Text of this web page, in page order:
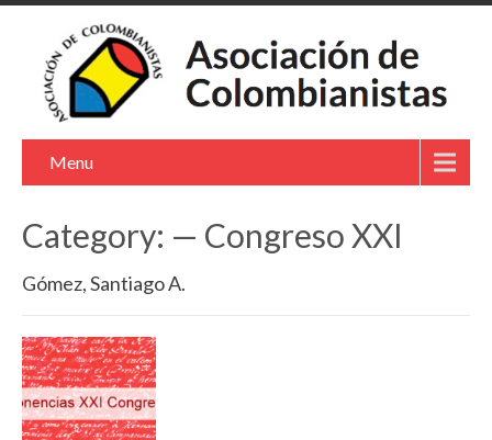
Menu
Category: — Congreso XXI
Gómez, Santiago A.